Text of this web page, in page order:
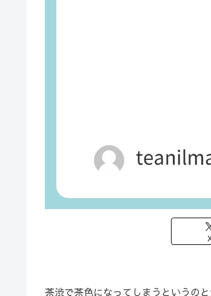
茶渋で茶色になってしまうというの